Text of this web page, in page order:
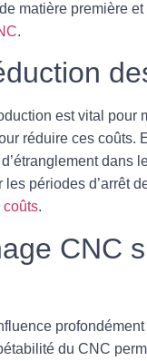
matière première
.
est vital pour
réduire ces coûts.
dans
périodes d’arrêt
coûts.
CNC
du CNC